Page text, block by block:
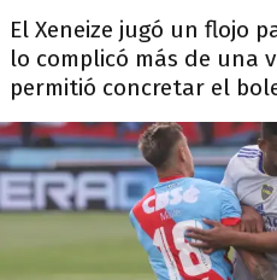
El Xeneize jugó un flojo
lo complicó más de una
permitió concretar el